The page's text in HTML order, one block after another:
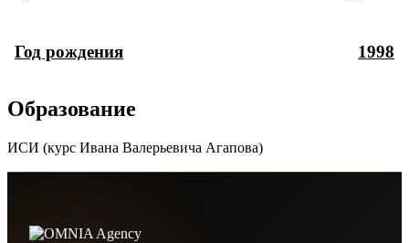
Год рождения 1998
Образование
ИСИ (курс Ивана Валерьевича Агапова)